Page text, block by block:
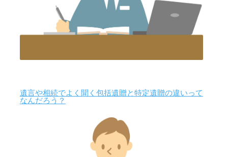
遺言や相続でよく聞く包括遺贈と特定遺贈の違いって
なんだろう？